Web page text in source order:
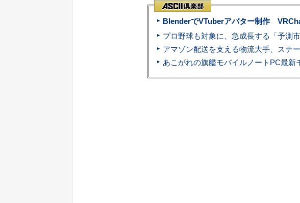
BlenderでVTuberアバター制作